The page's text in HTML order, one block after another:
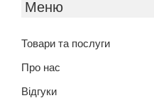
Товари та послуги
Про нас
Відгуки